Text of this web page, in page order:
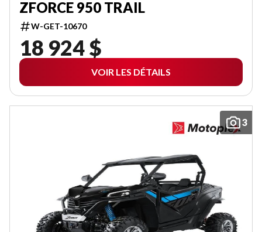
ZFORCE 950 TRAIL
W-GET-10670
18 924 $
VOIR LES DÉTAILS
3